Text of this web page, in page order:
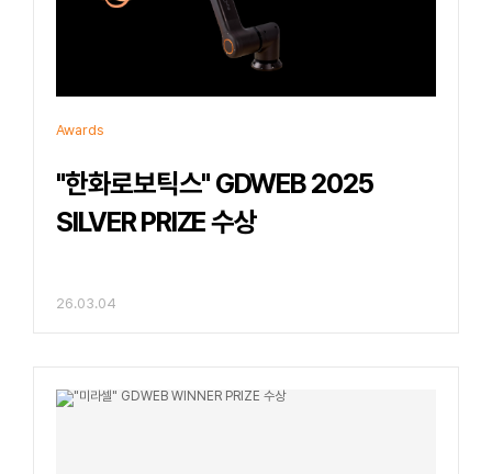
Awards
"한화로보틱스" GDWEB 2025
SILVER PRIZE 수상
26.03.04